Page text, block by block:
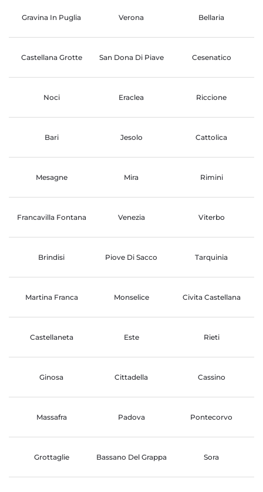
Gravina In Puglia Verona Bellaria
Castellana Grotte San Dona Di Piave Cesenatico
Noci Eraclea Riccione
Bari Jesolo Cattolica
Mesagne Mira Rimini
Francavilla Fontana Venezia Viterbo
Brindisi Piove Di Sacco Tarquinia
Martina Franca Monselice Civita Castellana
Castellaneta Este Rieti
Ginosa Cittadella Cassino
Massafra Padova Pontecorvo
Grottaglie Bassano Del Grappa Sora